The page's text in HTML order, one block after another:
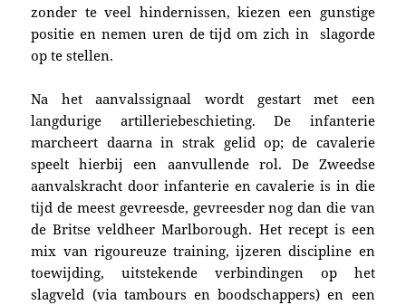
zonder te veel hindernissen, kiezen een gunstige
positie en nemen uren de tijd om zich in slagorde
op te stellen.
Na het aanvalssignaal wordt gestart met een
langdurige artilleriebeschieting. De infanterie
marcheert daarna in strak gelid op; de cavalerie
speelt hierbij een aanvullende rol. De Zweedse
aanvalskracht door infanterie en cavalerie is in die
tijd de meest gevreesde, gevreesder nog dan die van
de Britse veldheer Marlborough. Het recept is een
mix van rigoureuze training, ijzeren discipline en
toewijding, uitstekende verbindingen op het
slagveld (via tambours en boodschappers) en een